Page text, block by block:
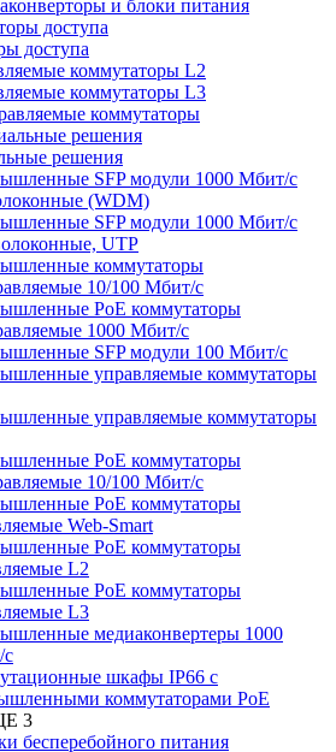
и блоки питания
доступа
коммутаторы L2
коммутаторы L3
коммутаторы
решения
SFP модули 1000 Мбит/c
(WDM)
SFP модули 1000 Мбит/c
UTP
коммутаторы
10/100 Мбит/с
PoE коммутаторы
1000 Мбит/с
SFP модули 100 Мбит/c
управляемые коммутаторы
управляемые коммутаторы
PoE коммутаторы
10/100 Мбит/с
PoE коммутаторы
Web-Smart
PoE коммутаторы
L2
PoE коммутаторы
L3
медиаконвертеры 1000
шкафы IP66 c
коммутаторами PoE
3